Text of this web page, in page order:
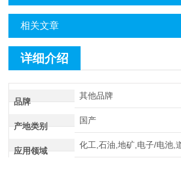
相关文章
详细介绍
品牌
其他品牌
产地类别
国产
应用领域
化工,石油,地矿,电子/电池,